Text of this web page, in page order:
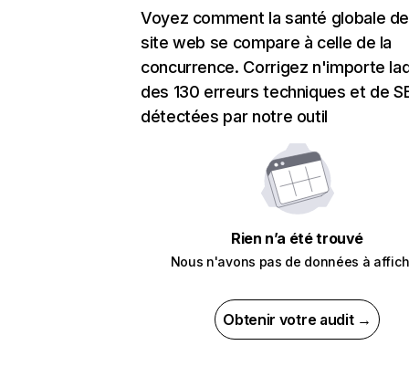
Voyez comment la santé globale
site web se compare à celle de la
concurrence. Corrigez n'importe
des 130 erreurs techniques et de
détectées par notre outil
Rien n’a été trouvé
Nous n'avons pas de données à
Obtenir votre audit →